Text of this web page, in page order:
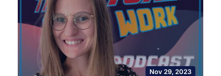
Nov 29, 2023